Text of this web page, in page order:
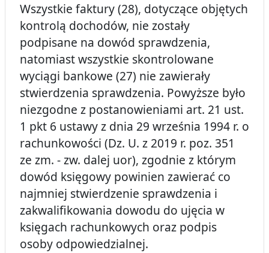
Wszystkie faktury (28), dotyczące objętych
kontrolą dochodów, nie zostały
podpisane na dowód sprawdzenia,
natomiast wszystkie skontrolowane
wyciągi bankowe (27) nie zawierały
stwierdzenia sprawdzenia. Powyższe było
niezgodne z postanowieniami art. 21 ust.
1 pkt 6 ustawy z dnia 29 września 1994 r. o
rachunkowości (Dz. U. z 2019 r. poz. 351
ze zm. - zw. dalej uor), zgodnie z którym
dowód księgowy powinien zawierać co
najmniej stwierdzenie sprawdzenia i
zakwalifikowania dowodu do ujęcia w
księgach rachunkowych oraz podpis
osoby odpowiedzialnej.